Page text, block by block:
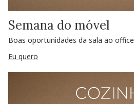
Semana do móvel
Boas oportunidades da sala ao office
Eu quero